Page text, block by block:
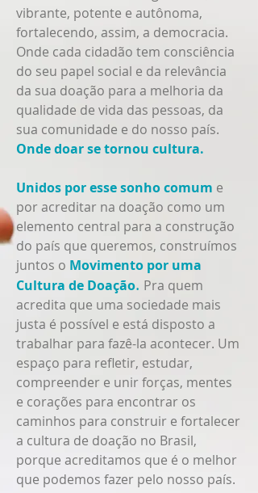
vibrante, potente e autônoma,
fortalecendo, assim, a democracia.
Onde cada cidadão tem consciência
do seu papel social e da relevância
da sua doação para a melhoria da
qualidade de vida das pessoas, da
sua comunidade e do nosso país.
Onde doar se tornou cultura.
Unidos por esse sonho comum e
por acreditar na doação como um
elemento central para a construção
do país que queremos, construímos
juntos o Movimento por uma
Cultura de Doação. Pra quem
acredita que uma sociedade mais
justa é possível e está disposto a
trabalhar para fazê-la acontecer. Um
espaço para refletir, estudar,
compreender e unir forças, mentes
e corações para encontrar os
caminhos para construir e fortalecer
a cultura de doação no Brasil,
porque acreditamos que é o melhor
que podemos fazer pelo nosso país.